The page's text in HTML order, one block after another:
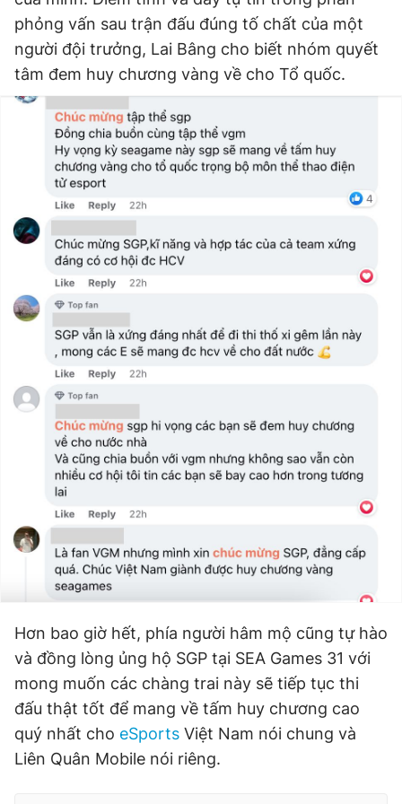
phỏng vấn sau trận đấu đúng tố chất của một
người đội trưởng, Lai Bâng cho biết nhóm quyết
tâm đem huy chương vàng về cho Tổ quốc.
Hơn bao giờ hết, phía người hâm mộ cũng tự hào
và đồng lòng ủng hộ SGP tại SEA Games 31 với
mong muốn các chàng trai này sẽ tiếp tục thi
đấu thật tốt để mang về tấm huy chương cao
quý nhất cho eSports Việt Nam nói chung và
Liên Quân Mobile nói riêng.